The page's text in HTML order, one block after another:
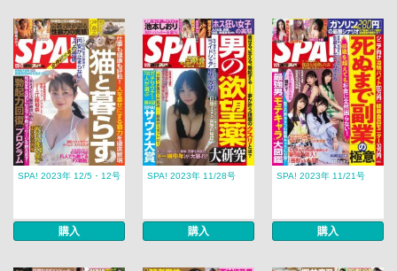
SPA! 2023年 12/5・12号
購入
SPA! 2023年 11/28号
購入
SPA! 2023年 11/21号
購入